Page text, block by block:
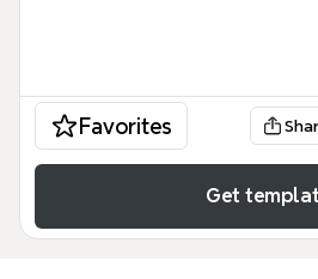
Favorites
Get